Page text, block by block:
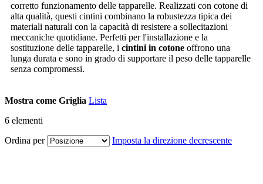
corretto funzionamento delle tapparelle. Realizzati con cotone di
alta qualità, questi cintini combinano la robustezza tipica dei
materiali naturali con la capacità di resistere a sollecitazioni
meccaniche quotidiane. Perfetti per l'installazione e la
sostituzione delle tapparelle, i cintini in cotone offrono una
lunga durata e sono in grado di supportare il peso delle tapparelle
senza compromessi.
Mostra come Griglia Lista
6 elementi
Ordina per
Imposta la direzione decrescente